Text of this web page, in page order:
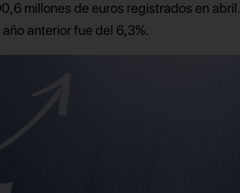
millones de euros registrados en abril.
anterior fue del 6,3%.